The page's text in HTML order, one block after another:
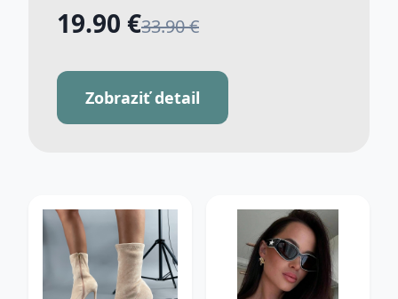
19.90 €33.90 €
Zobraziť detail